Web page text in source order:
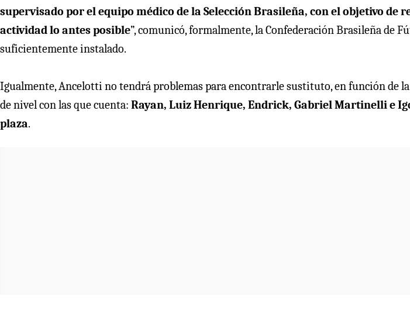
supervisado por el equipo médico de la Selección Brasileña, con el objetivo de
actividad lo antes posible”, comunicó, formalmente, la Confederación Brasileña de
suficientemente instalado.
Igualmente, Ancelotti no tendrá problemas para encontrarle sustituto, en función de
de nivel con las que cuenta: Rayan, Luiz Henrique, Endrick, Gabriel Martinelli e
plaza.